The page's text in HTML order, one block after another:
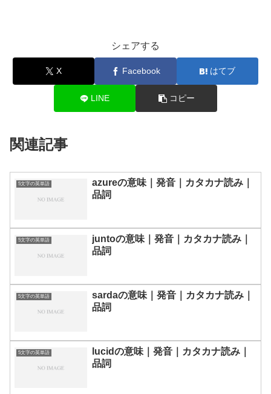
シェアする
X Facebook はてブ
LINE コピー
関連記事
5文字の英単語
azureの意味｜発音｜カタカナ読み｜
品詞
5文字の英単語
juntoの意味｜発音｜カタカナ読み｜
品詞
5文字の英単語
sardaの意味｜発音｜カタカナ読み｜
品詞
5文字の英単語
lucidの意味｜発音｜カタカナ読み｜
品詞